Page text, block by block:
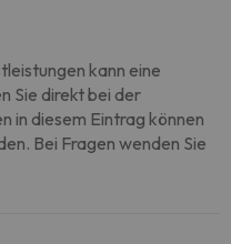
kann eine
Sie direkt bei der
in diesem Eintrag können
Bei Fragen wenden Sie